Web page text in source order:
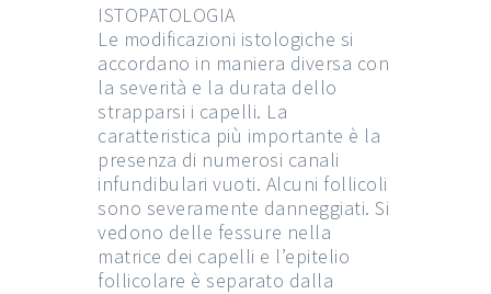
ISTOPATOLOGIA
Le modificazioni istologiche si
accordano in maniera diversa con
la severità e la durata dello
strapparsi i capelli. La
caratteristica più importante è la
presenza di numerosi canali
infundibulari vuoti. Alcuni follicoli
sono severamente danneggiati. Si
vedono delle fessure nella
matrice dei capelli e l’epitelio
follicolare è separato dalla